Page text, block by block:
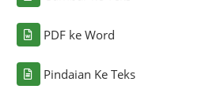
PDF ke Word
Pindaian Ke Teks